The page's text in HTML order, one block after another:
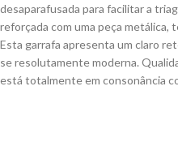
desaparafusada para facilitar a
reforçada com uma peça metálica,
Esta garrafa apresenta um claro
se resolutamente moderna.
está totalmente em consonância